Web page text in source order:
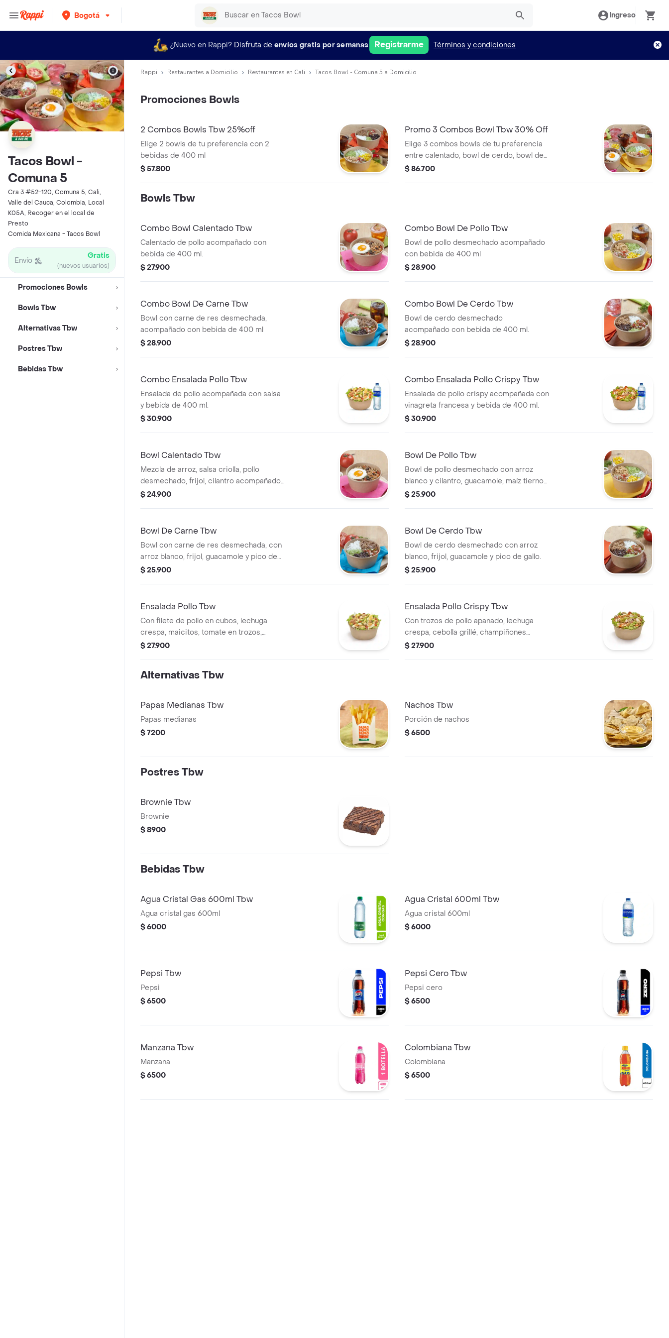
Bogotá Ingreso
¿Nuevo en Rappi? Disfruta de envíos gratis por semanas Registrarme Términos y condiciones
Tacos Bowl -
Comuna 5
Cra 3 #52-120, Comuna 5, Cali,
Valle del Cauca, Colombia, Local
K05A, Recoger en el local de
Presto
Comida Mexicana - Tacos Bowl
Envío Gratis
(nuevos usuarios)
Promociones Bowls
Bowls Tbw
Alternativas Tbw
Postres Tbw
Bebidas Tbw
Rappi Restaurantes a Domicilio Restaurantes en Cali Tacos Bowl - Comuna 5 a Domicilio
Promociones Bowls
2 Combos Bowls Tbw 25%off
Elige 2 bowls de tu preferencia con 2
bebidas de 400 ml
$ 57.800
Promo 3 Combos Bowl Tbw 30% Off
Elige 3 combos bowls de tu preferencia
entre calentado, bowl de cerdo, bowl de
carne o bowl de pollo con 3 bebidas de
$ 86.700
Bowls Tbw
Combo Bowl Calentado Tbw
Calentado de pollo acompañado con
bebida de 400 ml.
$ 27.900
Combo Bowl De Pollo Tbw
Bowl de pollo desmechado acompañado
con bebida de 400 ml
$ 28.900
Combo Bowl De Carne Tbw
Bowl con carne de res desmechada,
acompañado con bebida de 400 ml
$ 28.900
Combo Bowl De Cerdo Tbw
Bowl de cerdo desmechado
acompañado con bebida de 400 ml.
$ 28.900
Combo Ensalada Pollo Tbw
Ensalada de pollo acompañada con salsa
y bebida de 400 ml.
$ 30.900
Combo Ensalada Pollo Crispy Tbw
Ensalada de pollo crispy acompañada con
vinagreta francesa y bebida de 400 ml.
$ 30.900
Bowl Calentado Tbw
Mezcla de arroz, salsa criolla, pollo
desmechado, frijol, cilantro acompañado
con un huevo frito.
$ 24.900
Bowl De Pollo Tbw
Bowl de pollo desmechado con arroz
blanco y cilantro, guacamole, maíz tierno y
pico de gallo.
$ 25.900
Bowl De Carne Tbw
Bowl con carne de res desmechada, con
arroz blanco, frijol, guacamole y pico de
gallo.
$ 25.900
Bowl De Cerdo Tbw
Bowl de cerdo desmechado con arroz
blanco, frijol, guacamole y pico de gallo.
$ 25.900
Ensalada Pollo Tbw
Con filete de pollo en cubos, lechuga
crespa, maicitos, tomate en trozos,
champiñones salteados, tiras de queso
$ 27.900
Ensalada Pollo Crispy Tbw
Con trozos de pollo apanado, lechuga
crespa, cebolla grillé, champiñones
salteados a la plancha, trozos de tomate,
$ 27.900
Alternativas Tbw
Papas Medianas Tbw
Papas medianas
$ 7200
Nachos Tbw
Porción de nachos
$ 6500
Postres Tbw
Brownie Tbw
Brownie
$ 8900
Bebidas Tbw
Agua Cristal Gas 600ml Tbw
Agua cristal gas 600ml
$ 6000
Agua Cristal 600ml Tbw
Agua cristal 600ml
$ 6000
Pepsi Tbw
Pepsi
$ 6500
Pepsi Cero Tbw
Pepsi cero
$ 6500
Manzana Tbw
Manzana
$ 6500
Colombiana Tbw
Colombiana
$ 6500